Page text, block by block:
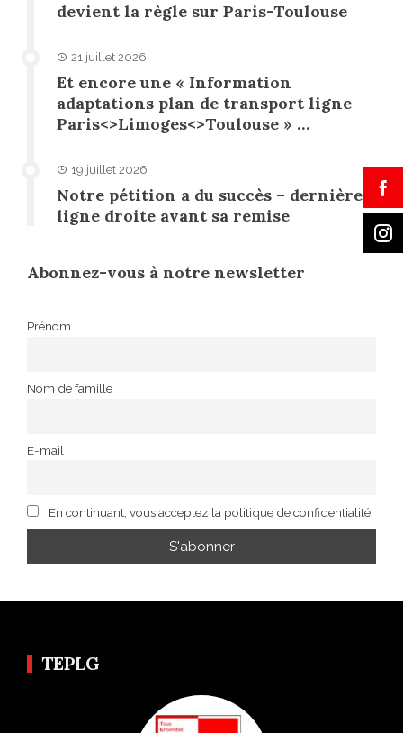
devient la règle sur Paris-Toulouse
21 juillet 2026
Et encore une « Information
adaptations plan de transport ligne
Paris<>Limoges<>Toulouse » …
19 juillet 2026
Notre pétition a du succès – dernière
ligne droite avant sa remise
Abonnez-vous à notre newsletter
Prénom
Nom de famille
E-mail
En continuant, vous acceptez la politique de confidentialité
TEPLG